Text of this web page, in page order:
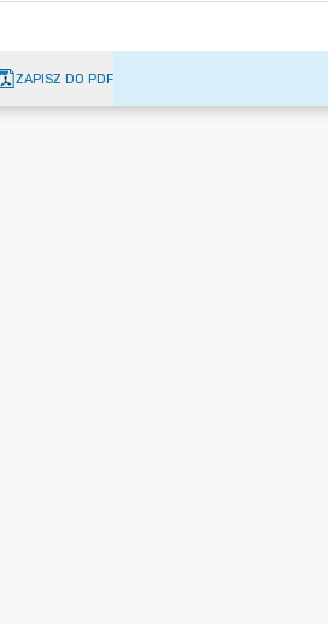
ZAPISZ DO PDF